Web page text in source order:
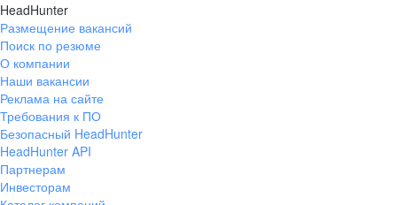
HeadHunter
Размещение вакансий
Поиск по резюме
О компании
Наши вакансии
Реклама на сайте
Требования к ПО
Безопасный HeadHunter
HeadHunter API
Партнерам
Инвесторам